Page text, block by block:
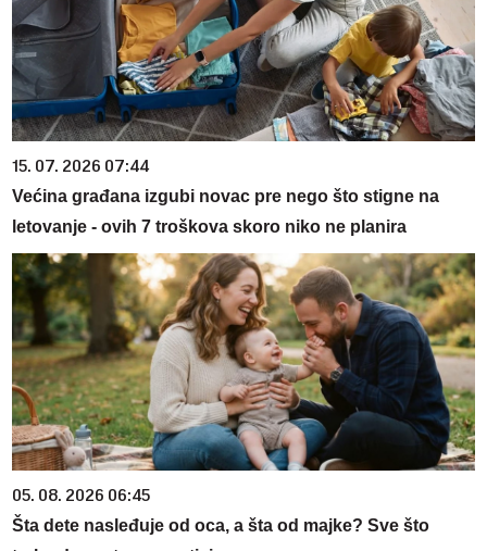
15. 07. 2026 07:44
Većina građana izgubi novac pre nego što stigne na
letovanje - ovih 7 troškova skoro niko ne planira
05. 08. 2026 06:45
Šta dete nasleđuje od oca, a šta od majke? Sve što